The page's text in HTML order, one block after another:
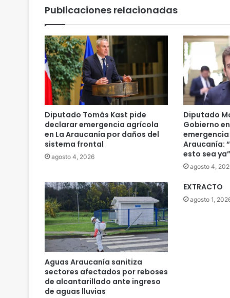
Publicaciones relacionadas
Diputado Tomás Kast pide
declarar emergencia agrícola
en La Araucanía por daños del
sistema frontal
agosto 4, 2026
Diputado
Gobierno
Araucanía:
esto sea ya”
agosto 4,
Aguas Araucanía sanitiza
sectores afectados por reboses
de alcantarillado ante ingreso
de aguas lluvias
EXTRACTO
agosto 1,